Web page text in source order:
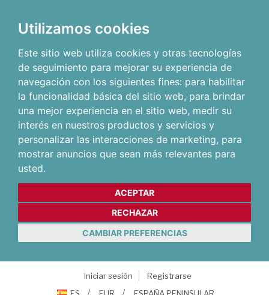
Utilizamos cookies
Este sitio web utiliza cookies y otras tecnologías
de seguimiento para mejorar su experiencia de
navegación con los siguientes fines: para habilitar
la funcionalidad básica del sitio web, para brindar
una mejor experiencia en el sitio web, medir su
interés en nuestros productos y servicios y
personalizar las interacciones de marketing, para
mostrar anuncios que sean más relevantes para
usted.
ACEPTAR
RECHAZAR
CAMBIAR PREFERENCIAS
Iniciar sesión
Registrarse